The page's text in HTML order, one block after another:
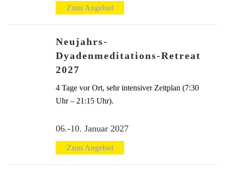
Zum Angebot
Neujahrs-
Dyadenmeditations-Retreat
2027
4 Tage vor Ort, sehr intensiver Zeitplan (7:30
Uhr – 21:15 Uhr).
06.-10. Januar 2027
Zum Angebot